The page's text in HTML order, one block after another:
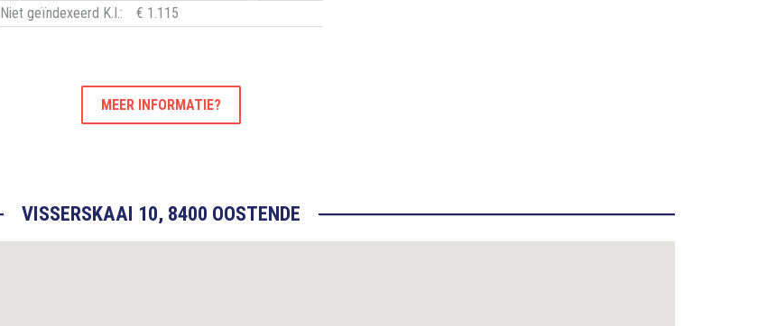
Niet geïndexeerd K.I.:
€ 1.115
MEER INFORMATIE?
VISSERSKAAI 10, 8400 OOSTENDE